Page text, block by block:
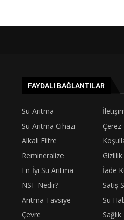
FAYDALI BAĞLANTILAR
Su Arıtma
Su Arıtma Cihazı
Çerez
Alkali Filtre
Remineralize
En İyi Su Arıtma
İade
NSF Nedir?
Satış
Arıtma Tavsiye
Su
Çevre
Sağlık